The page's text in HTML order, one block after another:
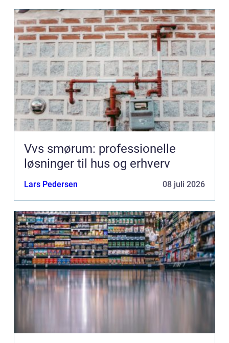
Vvs smørum: professionelle
løsninger til hus og erhverv
Lars Pedersen 08 juli 2026